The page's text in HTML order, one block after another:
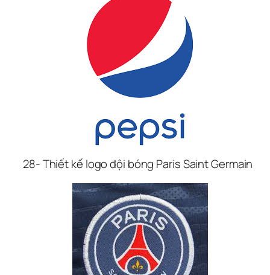
28- Thiết kế logo đội bóng Paris Saint Germain